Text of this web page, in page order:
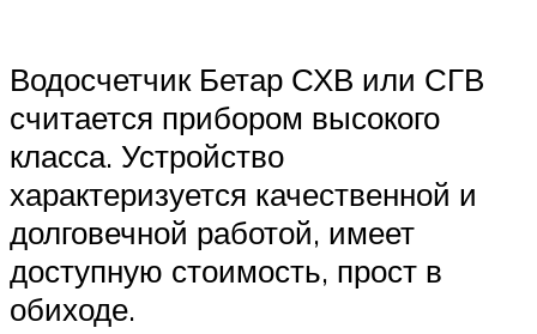
Водосчетчик Бетар СХВ или СГВ
считается прибором высокого
класса. Устройство
характеризуется качественной и
долговечной работой, имеет
доступную стоимость, прост в
обиходе.